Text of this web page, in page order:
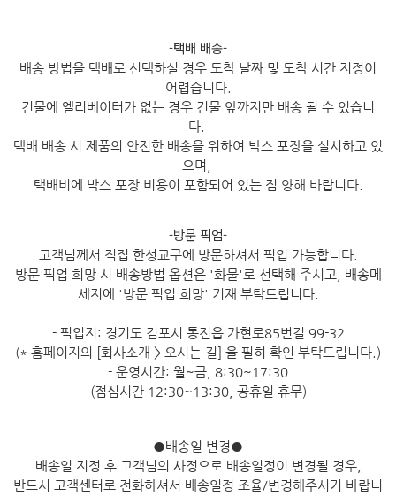
-택배 배송-
배송 방법을 택배로 선택하실 경우 도착 날짜 및 도착 시간 지정이
어렵습니다.
건물에 엘리베이터가 없는 경우 건물 앞까지만 배송 될 수 있습니
다.
택배 배송 시 제품의 안전한 배송을 위하여 박스 포장을 실시하고 있
으며,
택배비에 박스 포장 비용이 포함되어 있는 점 양해 바랍니다.
-방문 픽업-
고객님께서 직접 한성교구에 방문하셔서 픽업 가능합니다.
방문 픽업 희망 시 배송방법 옵션은 '화물'로 선택해 주시고, 배송메
세지에 '방문 픽업 희망' 기재 부탁드립니다.
- 픽업지: 경기도 김포시 통진읍 가현로85번길 99-32
(* 홈페이지의 [회사소개 > 오시는 길] 을 필히 확인 부탁드립니다.)
- 운영시간: 월~금, 8:30~17:30
(점심시간 12:30~13:30, 공휴일 휴무)
●배송일 변경●
배송일 지정 후 고객님의 사정으로 배송일정이 변경될 경우,
반드시 고객센터로 전화하셔서 배송일정 조율/변경해주시기 바랍니